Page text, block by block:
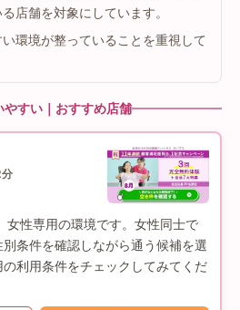
店舗を対象にしています。
環境が整っていることを重視して
やすい｜おすすめ店舗
女性専用の環境です。女性同士で
条件を確認しながら通う候補を選
利用条件をチェックしてみてくだ